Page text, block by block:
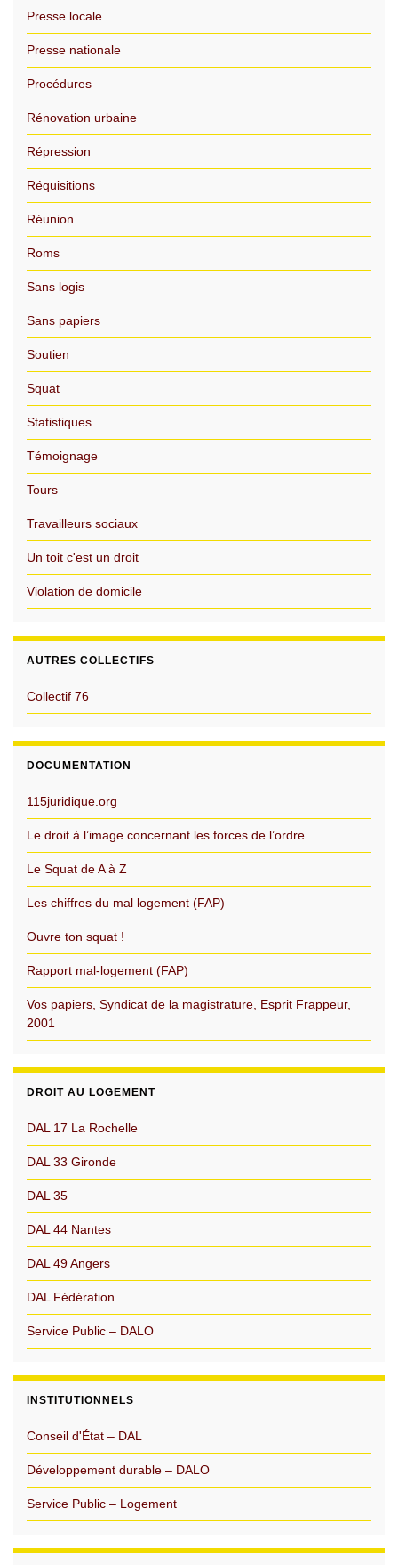
Presse locale
Presse nationale
Procédures
Rénovation urbaine
Répression
Réquisitions
Réunion
Roms
Sans logis
Sans papiers
Soutien
Squat
Statistiques
Témoignage
Tours
Travailleurs sociaux
Un toit c'est un droit
Violation de domicile
AUTRES COLLECTIFS
Collectif 76
DOCUMENTATION
115juridique.org
Le droit à l’image concernant les forces de l’ordre
Le Squat de A à Z
Les chiffres du mal logement (FAP)
Ouvre ton squat !
Rapport mal-logement (FAP)
Vos papiers, Syndicat de la magistrature, Esprit Frappeur,
2001
DROIT AU LOGEMENT
DAL 17 La Rochelle
DAL 33 Gironde
DAL 35
DAL 44 Nantes
DAL 49 Angers
DAL Fédération
Service Public – DALO
INSTITUTIONNELS
Conseil d'État – DAL
Développement durable – DALO
Service Public – Logement